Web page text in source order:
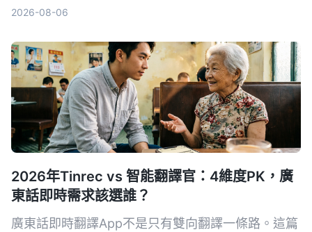
2026-08-06
2026年Tinrec vs 智能翻譯官：4維度PK，廣
東話即時需求該選誰？
廣東話即時翻譯App不是只有雙向翻譯一條路。這篇